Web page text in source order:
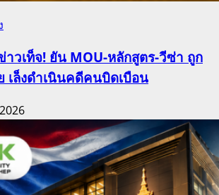
าวเท็จ! ยัน MOU-หลักสูตร-วีซ่า ถูก
เล็งดำเนินคดีคนบิดเบือน